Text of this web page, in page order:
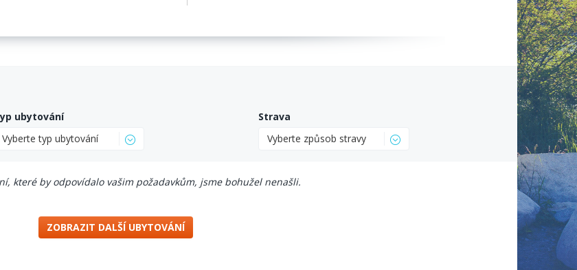
ubytování
Vyberte typ ubytování
Strava
Vyberte způsob stravy
které by odpovídalo vašim požadavkům, jsme bohužel nenašli.
ZOBRAZIT DALŠÍ UBYTOVÁNÍ